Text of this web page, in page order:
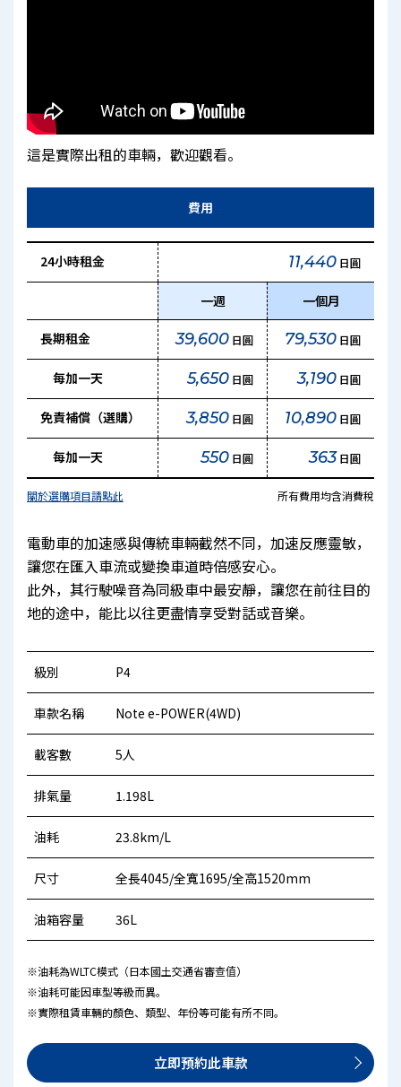
這是實際出租的車輛，歡迎觀看。
費用
24小時租金 11,440 日圓
一週 一個月
長期租金 39,600 日圓 79,530 日圓
每加一天 5,650 日圓 3,190 日圓
免責補償（選購） 3,850 日圓 10,890 日圓
每加一天 550 日圓 363 日圓
關於選購項目請點此 所有費用均含消費稅
電動車的加速感與傳統車輛截然不同，加速反應靈敏，
讓您在匯入車流或變換車道時倍感安心。
此外，其行駛噪音為同級車中最安靜，讓您在前往目的
地的途中，能比以往更盡情享受對話或音樂。
級別 P4
車款名稱 Note e-POWER(4WD)
載客數 5人
排氣量 1.198L
油耗 23.8km/L
尺寸 全長4045/全寬1695/全高1520mm
油箱容量 36L
※油耗為WLTC模式（日本國土交通省審查值）
※油耗可能因車型等級而異。
※實際租賃車輛的顏色、類型、年份等可能有所不同。
立即預約此車款